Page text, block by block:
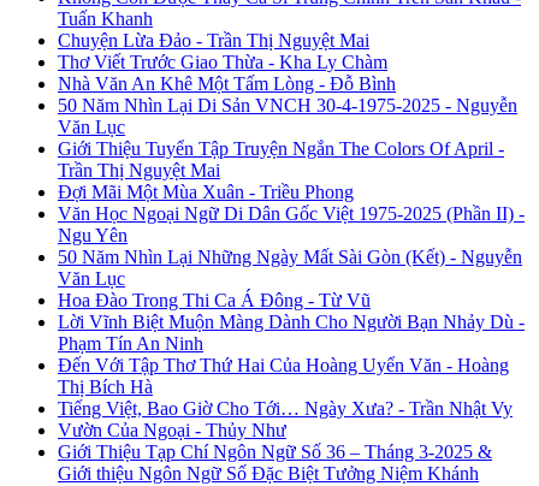
Tuấn Khanh
Chuyện Lừa Đảo - Trần Thị Nguyệt Mai
Thơ Viết Trước Giao Thừa - Kha Ly Chàm
Nhà Văn An Khê Một Tấm Lòng - Đỗ Bình
50 Năm Nhìn Lại Di Sản VNCH 30-4-1975-2025 - Nguyễn
Văn Lục
Giới Thiệu Tuyển Tập Truyện Ngắn The Colors Of April -
Trần Thị Nguyệt Mai
Đợi Mãi Một Mùa Xuân - Triều Phong
Văn Học Ngoại Ngữ Di Dân Gốc Việt 1975-2025 (Phần II) -
Ngu Yên
50 Năm Nhìn Lại Những Ngày Mất Sài Gòn (Kết) - Nguyễn
Văn Lục
Hoa Đào Trong Thi Ca Á Đông - Từ Vũ
Lời Vĩnh Biệt Muộn Màng Dành Cho Người Bạn Nhảy Dù -
Phạm Tín An Ninh
Đến Với Tập Thơ Thứ Hai Của Hoàng Uyển Văn - Hoàng
Thị Bích Hà
Tiếng Việt, Bao Giờ Cho Tới… Ngày Xưa? - Trần Nhật Vy
Vườn Của Ngoại - Thủy Như
Giới Thiệu Tạp Chí Ngôn Ngữ Số 36 – Tháng 3-2025 &
Giới thiệu Ngôn Ngữ Số Đặc Biệt Tưởng Niệm Khánh